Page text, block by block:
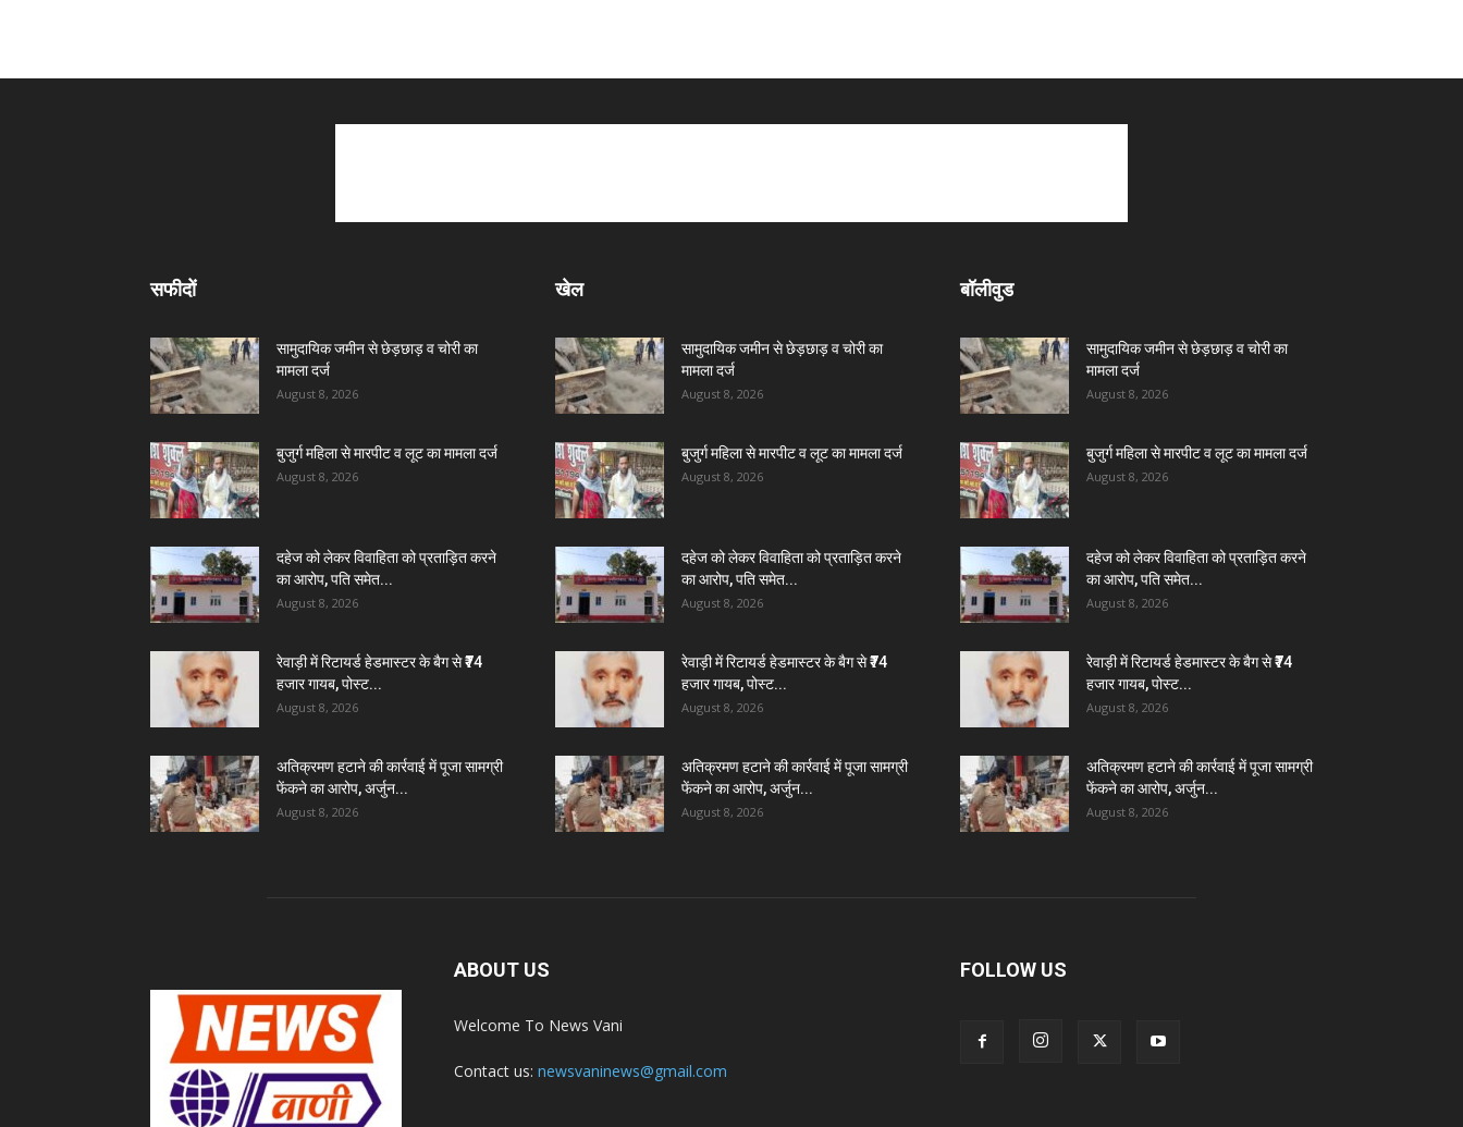
सफीदों
सामुदायिक जमीन से छेड़छाड़ व चोरी का
मामला दर्ज
August 8, 2026
बुजुर्ग महिला से मारपीट व लूट का मामला दर्ज
August 8, 2026
दहेज को लेकर विवाहिता को प्रताड़ित करने
का आरोप, पति समेत...
August 8, 2026
रेवाड़ी में रिटायर्ड हेडमास्टर के बैग से ₹74
हजार गायब, पोस्ट...
August 8, 2026
अतिक्रमण हटाने की कार्रवाई में पूजा सामग्री
फेंकने का आरोप, अर्जुन...
August 8, 2026
खेल
सामुदायिक जमीन से छेड़छाड़ व चोरी का
मामला दर्ज
August 8, 2026
बुजुर्ग महिला से मारपीट व लूट का मामला दर्ज
August 8, 2026
दहेज को लेकर विवाहिता को प्रताड़ित करने
का आरोप, पति समेत...
August 8, 2026
रेवाड़ी में रिटायर्ड हेडमास्टर के बैग से ₹74
हजार गायब, पोस्ट...
August 8, 2026
अतिक्रमण हटाने की कार्रवाई में पूजा सामग्री
फेंकने का आरोप, अर्जुन...
August 8, 2026
बॉलीवुड
सामुदायिक जमीन से छेड़छाड़ व चोरी का
मामला दर्ज
August 8, 2026
बुजुर्ग महिला से मारपीट व लूट का मामला दर्ज
August 8, 2026
दहेज को लेकर विवाहिता को प्रताड़ित करने
का आरोप, पति समेत...
August 8, 2026
रेवाड़ी में रिटायर्ड हेडमास्टर के बैग से ₹74
हजार गायब, पोस्ट...
August 8, 2026
अतिक्रमण हटाने की कार्रवाई में पूजा सामग्री
फेंकने का आरोप, अर्जुन...
August 8, 2026
ABOUT US
Welcome To News Vani
Contact us: newsvaninews@gmail.com
FOLLOW US